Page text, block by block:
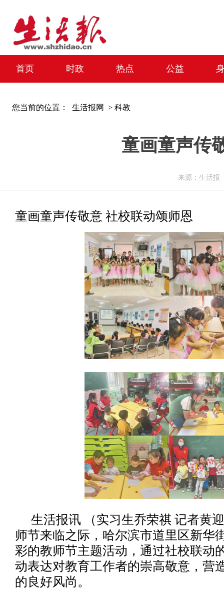
首页 时政 热点 公益
您当前的位置： 生活报网 > 科教
童画童声传
来源：生活
童画童声传敬意 社校联动颂师恩
生活报讯 （实习生乔荣祺 记者黄
师节来临之际，哈尔滨市道里区新华
彩的教师节主题活动，通过社校联动
动表达对教育工作者的崇高敬意，营
的良好风尚。